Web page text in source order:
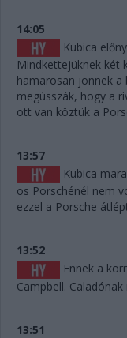
14:05
Kubica
Mindkettejüknek két
hamarosan jönnek a
megússzák, hogy a
ott van köztük a
13:57
Kubica
os Porschénél nem
ezzel a Porsche
13:52
Ennek a
Campbell.
13:51